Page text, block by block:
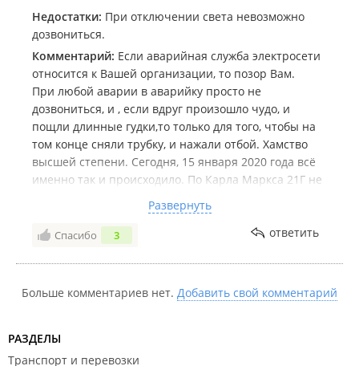
Недостатки: При отключении света невозможно
дозвониться.
Комментарий: Если аварийная служба электросети
относится к Вашей организации, то позор Вам.
При любой аварии в аварийку просто не
дозвониться, и , если вдруг произошло чудо, и
пощли длинные гудки,то только для того, чтобы на
том конце сняли трубку, и нажали отбой. Хамство
высшей степени. Сегодня, 15 января 2020 года всё
именно так и происходило. По Карла Маркса 21Г не
набирал раз 30. Сначала просто короткие гудки ( ну
ещё бы - потревожили сон диспетчера), а потом
трубку. И всё...
Хамы, неучи, и бездельники.
Развернуть
Спасибо 3 ответить
Больше комментариев нет. Добавить свой комментарий
РАЗДЕЛЫ
Транспорт и перевозки